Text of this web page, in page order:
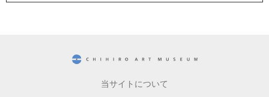
当サイトについて